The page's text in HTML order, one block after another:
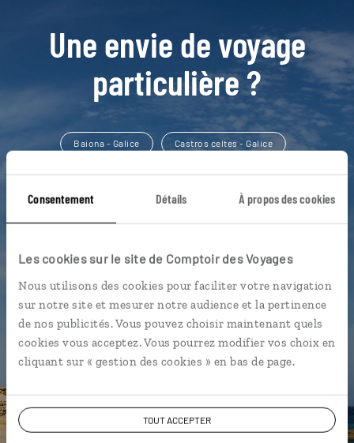
Consentement Détails À propos des cookies
Les cookies sur le site de Comptoir des Voyages
Nous utilisons des cookies pour faciliter votre navigation
sur notre site et mesurer notre audience et la pertinence
de nos publicités. Vous pouvez choisir maintenant quels
cookies vous acceptez. Vous pourrez modifier vos choix en
cliquant sur « gestion des cookies » en bas de page.
TOUT ACCEPTER
Une envie de voyage
particulière ?
Baiona - Galice Castros celtes - Galice
Côte de la Mort - Galice Fado
Gorges du Sil - Galice Allariz - Galice
Cathédrale de St Jacques de Compostelle - Galice
Dunes de Corrubedo - Galice Galice
Lire son interview